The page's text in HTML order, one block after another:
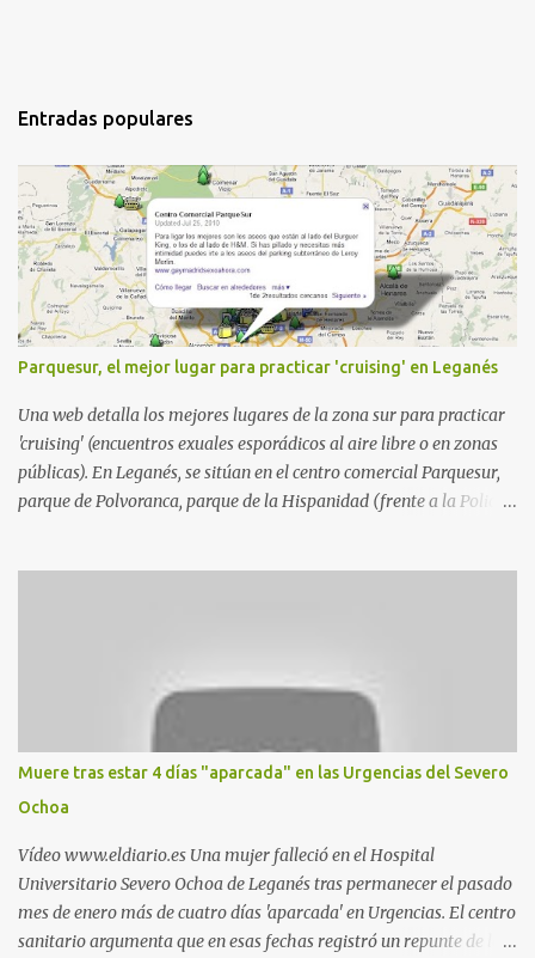
Entradas populares
Parquesur, el mejor lugar para practicar 'cruising' en Leganés
Una web detalla los mejores lugares de la zona sur para practicar
'cruising' (encuentros exuales esporádicos al aire libre o en zonas
públicas). En Leganés, se sitúan en el centro comercial Parquesur,
parque de Polvoranca, parque de la Hispanidad (frente a la Policía
estadio municipal de Butarque) y caminos entre el estadio y Plaza
Nueva. Otro lugar: Escombrera de Polvoranca, entre Leganés y
Móstoles También en el parque de la Hispanidad, situado frente a
la Policía Local de Leganés de la calle Chile, 1, y junto al
cementerio de Butarque". Más información
Muere tras estar 4 días "aparcada" en las Urgencias del Severo
Ochoa
Vídeo www.eldiario.es Una mujer falleció en el Hospital
Universitario Severo Ochoa de Leganés tras permanecer el pasado
mes de enero más de cuatro días 'aparcada' en Urgencias. El centro
sanitario argumenta que en esas fechas registró un repunte de las